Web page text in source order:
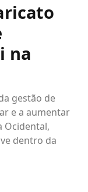
na
gestão de
e a aumentar
Ocidental,
dentro da